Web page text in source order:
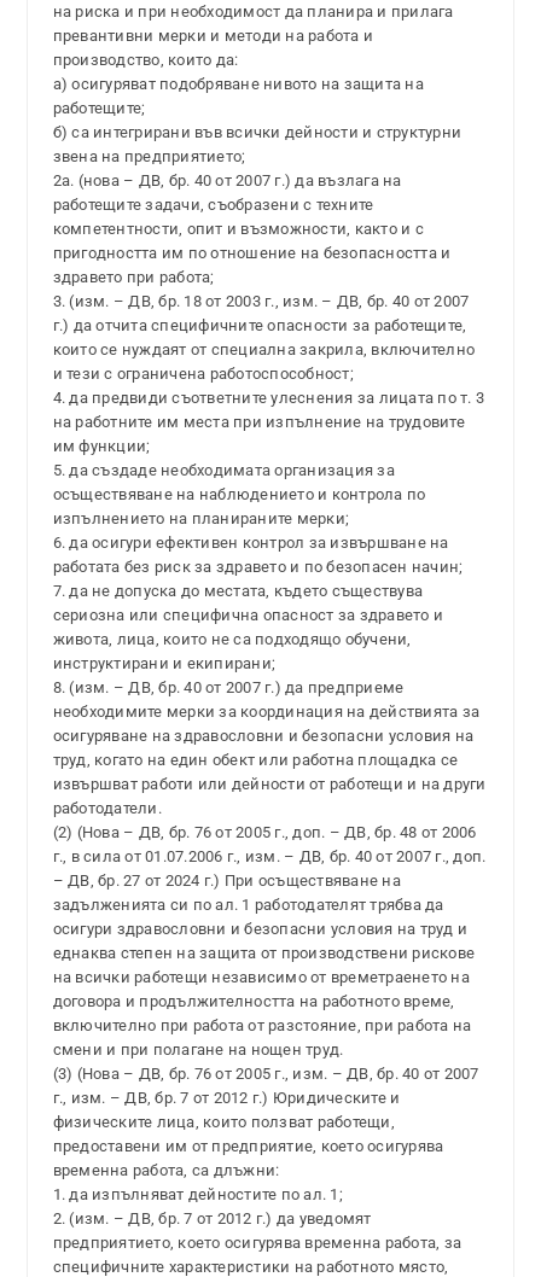
на риска и при необходимост да планира и прилага
превантивни мерки и методи на работа и
производство, които да:
а) осигуряват подобряване нивото на защита на
работещите;
б) са интегрирани във всички дейности и структурни
звена на предприятието;
2а. (нова – ДВ, бр. 40 от 2007 г.) да възлага на
работещите задачи, съобразени с техните
компетентности, опит и възможности, както и с
пригодността им по отношение на безопасността и
здравето при работа;
3. (изм. – ДВ, бр. 18 от 2003 г., изм. – ДВ, бр. 40 от 2007
г.) да отчита специфичните опасности за работещите,
които се нуждаят от специална закрила, включително
и тези с ограничена работоспособност;
4. да предвиди съответните улеснения за лицата по т. 3
на работните им места при изпълнение на трудовите
им функции;
5. да създаде необходимата организация за
осъществяване на наблюдението и контрола по
изпълнението на планираните мерки;
6. да осигури ефективен контрол за извършване на
работата без риск за здравето и по безопасен начин;
7. да не допуска до местата, където съществува
сериозна или специфична опасност за здравето и
живота, лица, които не са подходящо обучени,
инструктирани и екипирани;
8. (изм. – ДВ, бр. 40 от 2007 г.) да предприеме
необходимите мерки за координация на действията за
осигуряване на здравословни и безопасни условия на
труд, когато на един обект или работна площадка се
извършват работи или дейности от работещи и на други
работодатели.
(2) (Нова – ДВ, бр. 76 от 2005 г., доп. – ДВ, бр. 48 от 2006
г., в сила от 01.07.2006 г., изм. – ДВ, бр. 40 от 2007 г., доп.
– ДВ, бр. 27 от 2024 г.) При осъществяване на
задълженията си по ал. 1 работодателят трябва да
осигури здравословни и безопасни условия на труд и
еднаква степен на защита от производствени рискове
на всички работещи независимо от времетраенето на
договора и продължителността на работното време,
включително при работа от разстояние, при работа на
смени и при полагане на нощен труд.
(3) (Нова – ДВ, бр. 76 от 2005 г., изм. – ДВ, бр. 40 от 2007
г., изм. – ДВ, бр. 7 от 2012 г.) Юридическите и
физическите лица, които ползват работещи,
предоставени им от предприятие, което осигурява
временна работа, са длъжни:
1. да изпълняват дейностите по ал. 1;
2. (изм. – ДВ, бр. 7 от 2012 г.) да уведомят
предприятието, което осигурява временна работа, за
специфичните характеристики на работното място,